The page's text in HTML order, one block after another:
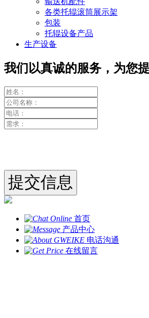
各类托辊滚筒展示架
包装
托辊设备产品
生产设备
我们以真诚的服务，为您
首页
产品中心
电话沟通
在线留言